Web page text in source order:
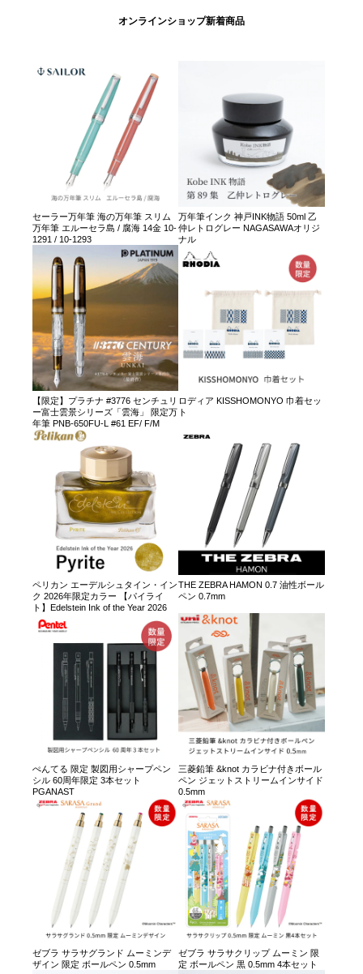
オンラインショップ新着商品
セーラー万年筆 海の万年筆 スリム
万年筆 エルーセラ島 / 腐海 14金 10-
1291 / 10-1293
万年筆インク 神戸INK物語 50ml 乙
仲レトログレー NAGASAWAオリジ
ナル
【限定】プラチナ #3776 センチュリ
ー富士雲景シリーズ「雲海」 限定万
年筆 PNB-650FU-L #61 EF/ F/M
ロディア KISSHOMONYO 巾着セッ
ト
ペリカン エーデルシュタイン・イン
ク 2026年限定カラー 【パイライ
ト】Edelstein Ink of the Year 2026
THE ZEBRA HAMON 0.7 油性ボール
ペン 0.7mm
ぺんてる 限定 製図用シャープペン
シル 60周年限定 3本セット
PGANAST
三菱鉛筆 &knot カラビナ付きボール
ペン ジェットストリームインサイド
0.5mm
ゼブラ サラサグランド ムーミンデ
ザイン 限定 ボールペン 0.5mm
ゼブラ サラサクリップ ムーミン 限
定 ボールペン 黒 0.5mm 4本セット